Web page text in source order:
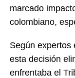
marcado
colombiano,
Según expertos
esta decisión
enfrentaba el